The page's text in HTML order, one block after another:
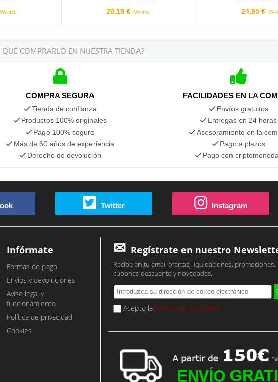
incl. 20,19 € IVA incl. 24,85 € IVA
QUÉ COMPRARLO EN NUESTRA TIENDA?
COMPRA SEGURA
Tienda de confianza
Productos 100% originales
Pago 100% seguro
Más de 60 años de experiencia
Derecho de devolución
FACILIDADES EN LA
Envíos gratuitos
Entregas en 24 horas
Asesoramiento en la
Pago a plazos
Pago con
Twitter Instagram
Infórmate
Formas de pago
Envíos y devoluciones
Aviso legal y
funcionamiento
Política de privacidad
Cookies
Regístrate en nuestro
Recibe en tu email ofertas, liquidaciones, promociones,
cupones descuento y novedades.
Acepto la política de privacidad